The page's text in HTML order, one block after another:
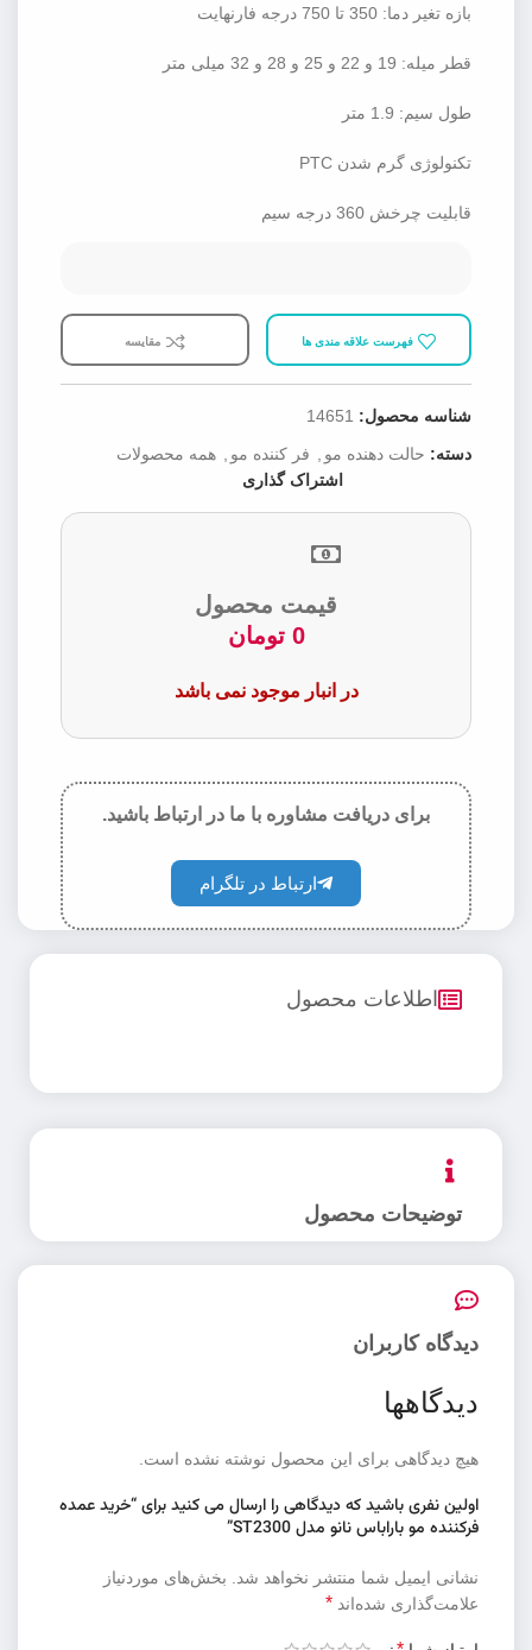
بازه تغیر دما: 350 تا 750 درجه فارنهایت
قطر میله: 19 و 22 و 25 و 28 و 32 میلی متر
طول سیم: 1.9 متر
تکنولوژی گرم شدن PTC
قابلیت چرخش 360 درجه سیم
فهرست علاقه مندی ها مقایسه
شناسه محصول: 14651
دسته: حالت دهنده مو , فر کننده مو , همه محصولات
اشتراک گذاری
قیمت محصول
0 تومان
در انبار موجود نمی باشد
برای دریافت مشاوره با ما در ارتباط باشید.
ارتباط در تلگرام
توضیحات محصول
اطلاعات محصول
دیدگاه کاربران
دیدگاهها
هیچ دیدگاهی برای این محصول نوشته نشده است.
اولین نفری باشید که دیدگاهی را ارسال می کنید برای “خرید عمده
فرکننده مو باراباس نانو مدل ST2300”
نشانی ایمیل شما منتشر نخواهد شد. بخش‌های موردنیاز
علامت‌گذاری شده‌اند *